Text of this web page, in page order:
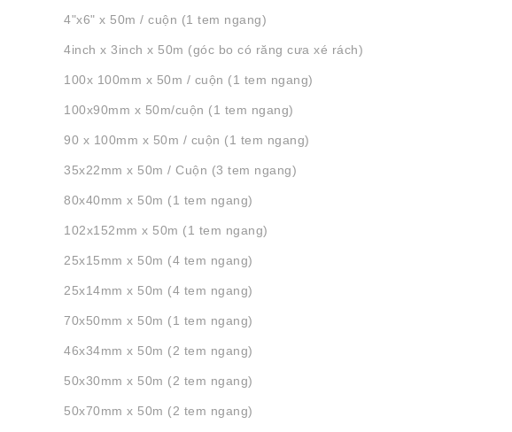
4"x6" x 50m / cuộn (1 tem ngang)
4inch x 3inch x 50m (góc bo có răng cưa xé rách)
100x 100mm x 50m / cuộn (1 tem ngang)
100x90mm x 50m/cuộn (1 tem ngang)
90 x 100mm x 50m / cuộn (1 tem ngang)
35x22mm x 50m / Cuộn (3 tem ngang)
80x40mm x 50m (1 tem ngang)
102x152mm x 50m (1 tem ngang)
25x15mm x 50m (4 tem ngang)
25x14mm x 50m (4 tem ngang)
70x50mm x 50m (1 tem ngang)
46x34mm x 50m (2 tem ngang)
50x30mm x 50m (2 tem ngang)
50x70mm x 50m (2 tem ngang)